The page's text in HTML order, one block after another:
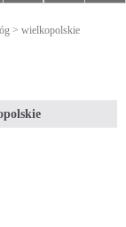
> wielkopolskie